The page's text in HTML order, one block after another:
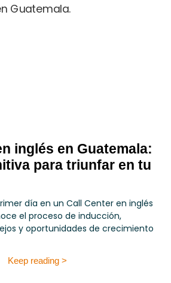
inglés en Guatemala:
para triunfar en tu
día en un Call Center en inglés
el proceso de inducción,
y oportunidades de crecimiento
Keep reading >